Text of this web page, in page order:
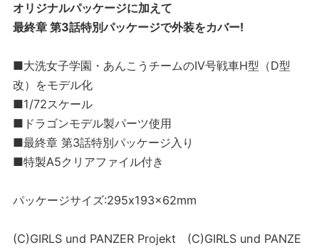
オリジナルパッケージに加えて
最終章 第3話特別パッケージで外装をカバー!
■大洗女子学園・あんこうチームのIV号戦車H型（D型
改）をモデル化
■1/72スケール
■ドラゴンモデル製パーツ使用
■最終章 第3話特別パッケージ入り
■特製A5クリアファイル付き
パッケージサイズ:295x193x62mm
(C)GIRLS und PANZER Projekt (C)GIRLS und PANZE